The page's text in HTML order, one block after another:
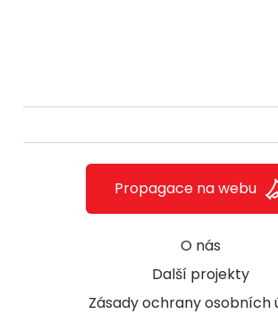
O nás
Další projekty
Zásady ochrany osobních
Propagace na webu